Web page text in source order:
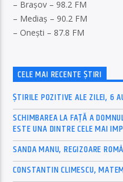
– Brașov – 98.2 FM
– Mediaș – 90.2 FM
– Onești – 87.8 FM
CELE MAI RECENTE ȘTIRI
ȘTIRILE POZITIVE ALE ZILEI, 6
SCHIMBAREA LA FAȚĂ A
ESTE UNA DINTRE CELE MAI
SANDA MANU, REGIZOARE
CONSTANTIN CLIMESCU,